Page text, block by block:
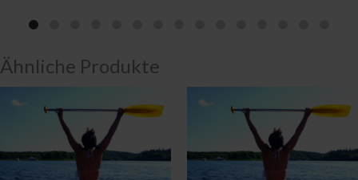
Ähnliche Produkte